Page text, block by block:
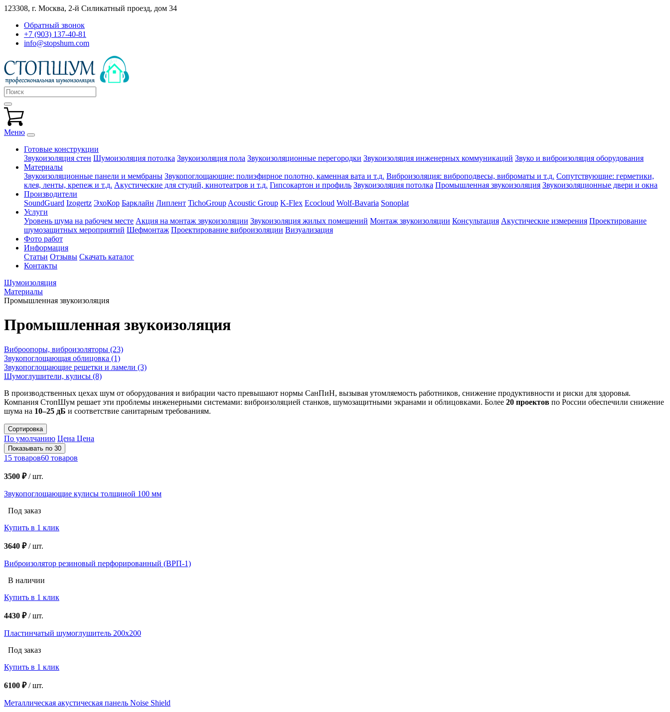
123308, г. Москва, 2-й Силикатный проезд, дом 34
Обратный звонок
+7 (903) 137-40-81
info@stopshum.com
Меню
Готовые конструкции
Звукоизоляция стен Шумоизоляция потолка Звукоизоляция пола Звукоизоляционные перегородки Звукоизоляция инженерных коммуникаций Звуко и виброизоляция оборудования
Материалы
Звукоизоляционные панели и мембраны Звукопоглощающие: полиэфирное полотно, каменная вата и т.д. Виброизоляция: виброподвесы, виброматы и т.д. Сопутствующие: герметики,
клея, ленты, крепеж и т.д. Акустические для студий, кинотеатров и т.д. Гипсокартон и профиль Звукоизоляция потолка Промышленная звукоизоляция Звукоизоляционные двери и окна
Производители
SoundGuard Izogertz ЭхоКор Барклайн Липлент TichoGroup Acoustic Group K-Flex Ecocloud Wolf-Bavaria Sonoplat
Услуги
Уровень шума на рабочем месте Акция на монтаж звукоизоляции Звукоизоляция жилых помещений Монтаж звукоизоляции Консультация Акустические измерения Проектирование
шумозащитных мероприятий Шефмонтаж Проектирование виброизоляции Визуализация
Фото работ
Информация
Статьи Отзывы Скачать каталог
Контакты
Шумоизоляция
Материалы
Промышленная звукоизоляция
Промышленная звукоизоляция
Виброопоры, виброизоляторы (23)
Звукопоглощающая облицовка (1)
Звукопоглощающие решетки и ламели (3)
Шумоглушители, кулисы (8)
В производственных цехах шум от оборудования и вибрации часто превышают нормы СанПиН, вызывая утомляемость работников, снижение продуктивности и риски для здоровья.
Компания СтопШум решает эти проблемы инженерными системами: виброизоляцией станков, шумозащитными экранами и облицовками. Более 20 проектов по России обеспечили снижение
шума на 10–25 дБ и соответствие санитарным требованиям.
Сортировка
По умолчанию Цена Цена
Показывать по 30
15 товаров60 товаров
3500 ₽/шт.
Звукопоглощающие кулисы толщиной 100 мм
Под заказ
Купить в 1 клик
3640 ₽/шт.
Виброизолятор резиновый перфорированный (ВРП-1)
В наличии
Купить в 1 клик
4430 ₽/шт.
Пластинчатый шумоглушитель 200х200
Под заказ
Купить в 1 клик
6100 ₽/шт.
Металлическая акустическая панель Noise Shield